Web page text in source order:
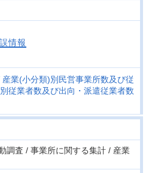
情報
産業(小分類)別民営事業所数及び従
従業者数及び出向・派遣従業者数
調査 / 事業所に関する集計 / 産業